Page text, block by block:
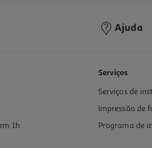
Ajuda
1h
Serviços
Serviços de
Impressão de
Programa de